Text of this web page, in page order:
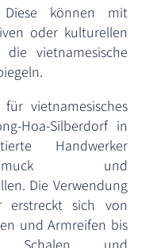
Diese können mit
oder kulturellen
vietnamesische
vietnamesisches
Hoa-Silberdorf in
Handwerker
und
Die Verwendung
erstreckt sich von
und Armreifen bis
Schalen und